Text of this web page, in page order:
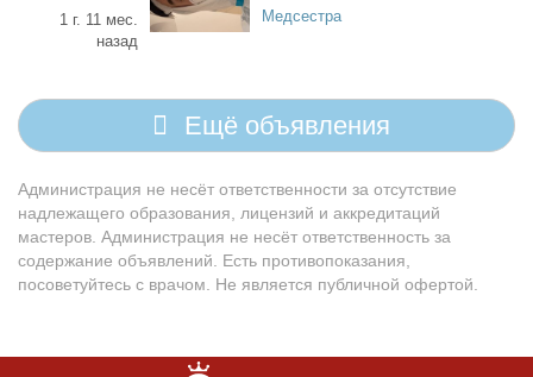
1 г. 11 мес.
назад
Медсестра
Ещё объявления
Администрация не несёт ответственности за отсутствие
надлежащего образования, лицензий и аккредитаций
мастеров. Администрация не несёт ответственность за
содержание объявлений. Есть противопоказания,
посоветуйтесь с врачом. Не является публичной офертой.